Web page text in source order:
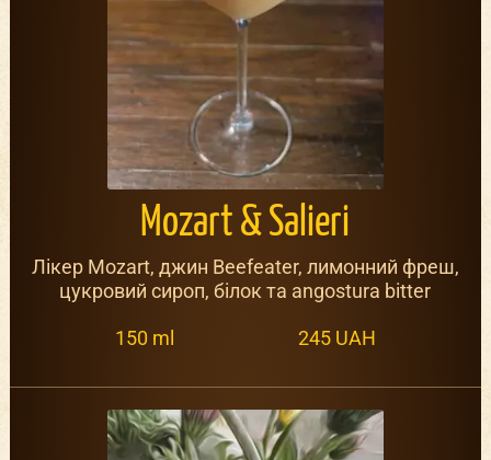
Mozart & Salieri
Лікер Mozart, джин Beefeater, лимонний фреш,
цукровий сироп, білок та angostura bitter
150 ml 245 UAH